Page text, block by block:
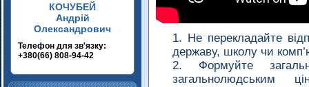
КОЧУБЕЙ
Андрій
Олександрович
Телефон для зв'язку:
+380(66) 808-94-42
Не перекладайте
державу, школу чи
Формуйте
загальнолюдським